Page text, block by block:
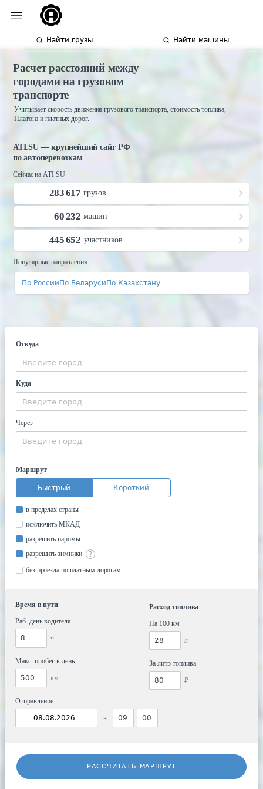
Найти грузы Найти машины
Откуда
Куда
Через
Маршрут
Быстрый Короткий
в пределах страны
исключить МКАД
разрешить паромы
разрешить зимники
без проезда по платным дорогам
Время в пути
Раб. день водителя
ч
Макс. пробег в день
км
Отправление
в :
Расход топлива
На 100 км
л
За литр топлива
₽
РАССЧИТАТЬ МАРШРУТ
Расчет расстояний между
городами на грузовом
транспорте
Учитывает скорость движения грузового транспорта, стоимость топлива,
Платона и платных дорог.
ATI.SU — крупнейший сайт РФ
по автоперевозкам
Сейчас на ATI.SU
283 617 грузов
60 232 машин
445 652 участников
Популярные направления
По России По Беларуси По Казахстану